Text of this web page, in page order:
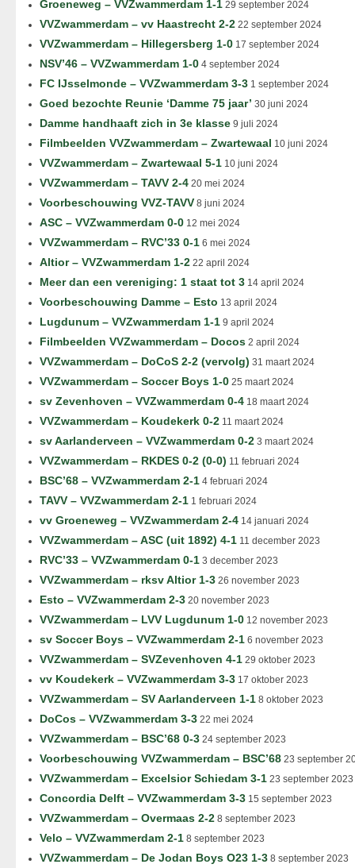
Groeneweg – VVZwammerdam 1-1 29 september 2024
VVZwammerdam – vv Haastrecht 2-2 22 september 2024
VVZwammerdam – Hillegersberg 1-0 17 september 2024
NSV’46 – VVZwammerdam 1-0 4 september 2024
FC IJsselmonde – VVZwammerdam 3-3 1 september 2024
Goed bezochte Reunie ‘Damme 75 jaar’ 30 juni 2024
Damme handhaaft zich in 3e klasse 9 juli 2024
Filmbeelden VVZwammerdam – Zwartewaal 10 juni 2024
VVZwammerdam – Zwartewaal 5-1 10 juni 2024
VVZwammerdam – TAVV 2-4 20 mei 2024
Voorbeschouwing VVZ-TAVV 8 juni 2024
ASC – VVZwammerdam 0-0 12 mei 2024
VVZwammerdam – RVC’33 0-1 6 mei 2024
Altior – VVZwammerdam 1-2 22 april 2024
Meer dan een vereniging: 1 staat tot 3 14 april 2024
Voorbeschouwing Damme – Esto 13 april 2024
Lugdunum – VVZwammerdam 1-1 9 april 2024
Filmbeelden VVZwammerdam – Docos 2 april 2024
VVZwammerdam – DoCoS 2-2 (vervolg) 31 maart 2024
VVZwammerdam – Soccer Boys 1-0 25 maart 2024
sv Zevenhoven – VVZwammerdam 0-4 18 maart 2024
VVZwammerdam – Koudekerk 0-2 11 maart 2024
sv Aarlanderveen – VVZwammerdam 0-2 3 maart 2024
VVZwammerdam – RKDES 0-2 (0-0) 11 februari 2024
BSC’68 – VVZwammerdam 2-1 4 februari 2024
TAVV – VVZwammerdam 2-1 1 februari 2024
vv Groeneweg – VVZwammerdam 2-4 14 januari 2024
VVZwammerdam – ASC (uit 1892) 4-1 11 december 2023
RVC’33 – VVZwammerdam 0-1 3 december 2023
VVZwammerdam – rksv Altior 1-3 26 november 2023
Esto – VVZwammerdam 2-3 20 november 2023
VVZwammerdam – LVV Lugdunum 1-0 12 november 2023
sv Soccer Boys – VVZwammerdam 2-1 6 november 2023
VVZwammerdam – SVZevenhoven 4-1 29 oktober 2023
vv Koudekerk – VVZwammerdam 3-3 17 oktober 2023
VVZwammerdam – SV Aarlanderveen 1-1 8 oktober 2023
DoCos – VVZwammerdam 3-3 22 mei 2024
VVZwammerdam – BSC’68 0-3 24 september 2023
Voorbeschouwing VVZwammerdam – BSC’68 23 september
VVZwammerdam – Excelsior Schiedam 3-1 23 september 2023
Concordia Delft – VVZwammerdam 3-3 15 september 2023
VVZwammerdam – Overmaas 2-2 8 september 2023
Velo – VVZwammerdam 2-1 8 september 2023
VVZwammerdam – De Jodan Boys O23 1-3 8 september 2023